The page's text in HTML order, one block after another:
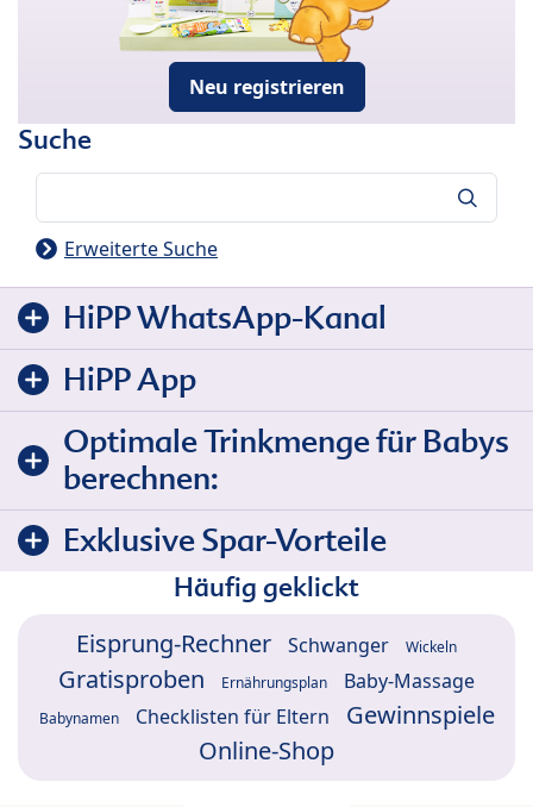
Neu registrieren
Suche
Erweiterte Suche
HiPP WhatsApp-Kanal
HiPP App
Optimale Trinkmenge für Babys
berechnen:
Exklusive Spar-Vorteile
Häufig geklickt
Eisprung-Rechner Schwanger Wickeln
Gratisproben Ernährungsplan Baby-Massage
Babynamen Checklisten für Eltern
Gewinnspiele
Online-Shop